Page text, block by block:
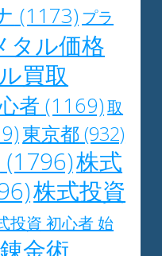
(1173) プラ
タル価格
買取
者 (1169)取
東京都(932)
(1796)株式
株式投資
投資 初心者 始
金術